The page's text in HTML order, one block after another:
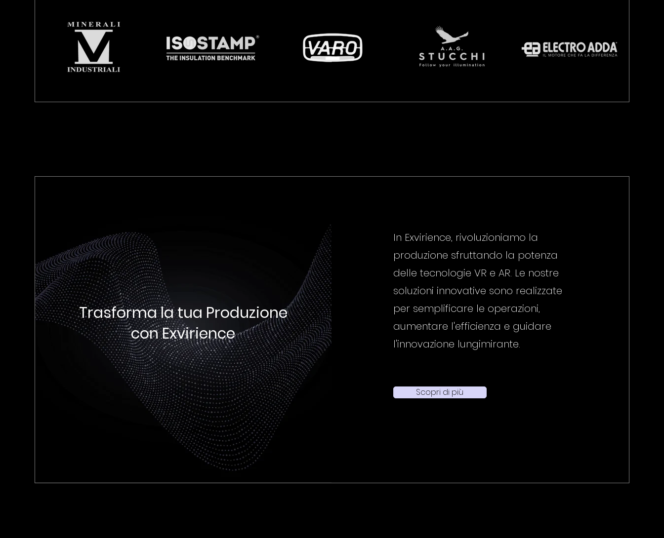
Trasforma la tua Produzione
con Exvirience
In Exvirience, rivoluzioniamo la
produzione sfruttando la potenza
delle tecnologie VR e AR. Le nostre
soluzioni innovative sono realizzate
per semplificare le operazioni,
aumentare l'efficienza e guidare
l'innovazione lungimirante.
Scopri di più